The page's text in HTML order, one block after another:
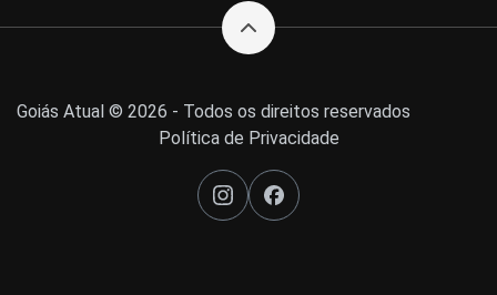
Goiás Atual © 2026 - Todos os direitos reservados
Política de Privacidade